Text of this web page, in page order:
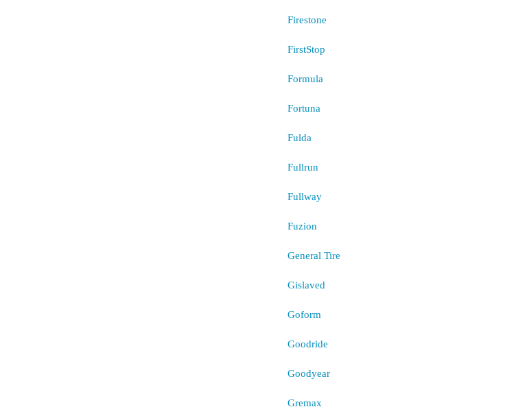
Firestone
FirstStop
Formula
Fortuna
Fulda
Fullrun
Fullway
Fuzion
General Tire
Gislaved
Goform
Goodride
Goodyear
Gremax